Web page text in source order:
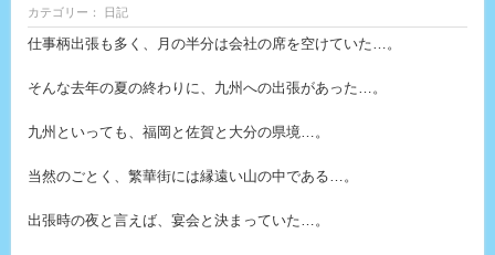
カテゴリー： 日記
仕事柄出張も多く、月の半分は会社の席を空けていた…。
そんな去年の夏の終わりに、九州への出張があった…。
九州といっても、福岡と佐賀と大分の県境…。
当然のごとく、繁華街には縁遠い山の中である…。
出張時の夜と言えば、宴会と決まっていた…。